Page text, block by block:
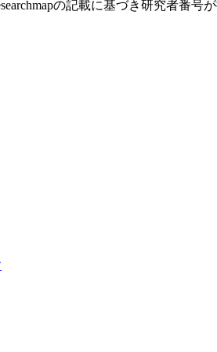
の記載に基づき研究者番号